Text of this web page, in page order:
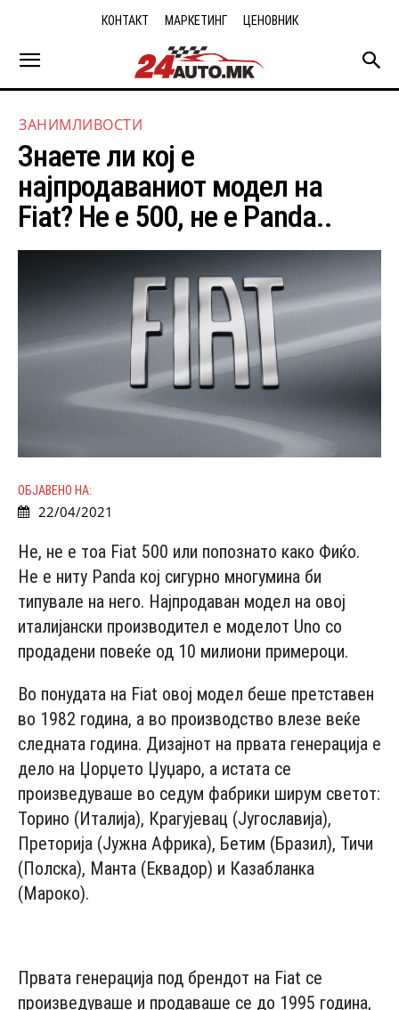
КОНТАКТ МАРКЕТИНГ ЦЕНОВНИК
ЗАНИМЛИВОСТИ
Знаете ли кој е
најпродаваниот модел на
Fiat? Не е 500, не е Panda..
ОБЈАВЕНО НА:
22/04/2021
Не, не е тоа Fiat 500 или попознато како Фиќо.
Не е ниту Panda кој сигурно многумина би
типувале на него. Најпродаван модел на овој
италијански производител е моделот Uno со
продадени повеќе од 10 милиони примероци.
Во понудата на Fiat овој модел беше претставен
во 1982 година, а во производство влезе веќе
следната година. Дизајнот на првата генерација е
дело на Џорџето Џуџаро, а истата се
произведуваше во седум фабрики ширум светот:
Торино (Италија), Крагујевац (Југославија),
Преторија (Јужна Африка), Бетим (Бразил), Тичи
(Полска), Манта (Еквадор) и Казабланка
(Мароко).
Првата генерација под брендот на Fiat се
произведуваше и продаваше се до 1995 година,